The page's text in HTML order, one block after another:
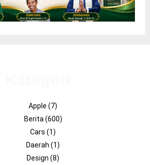
Apple (7)
Berita (600)
Cars (1)
Daerah (1)
Design (8)